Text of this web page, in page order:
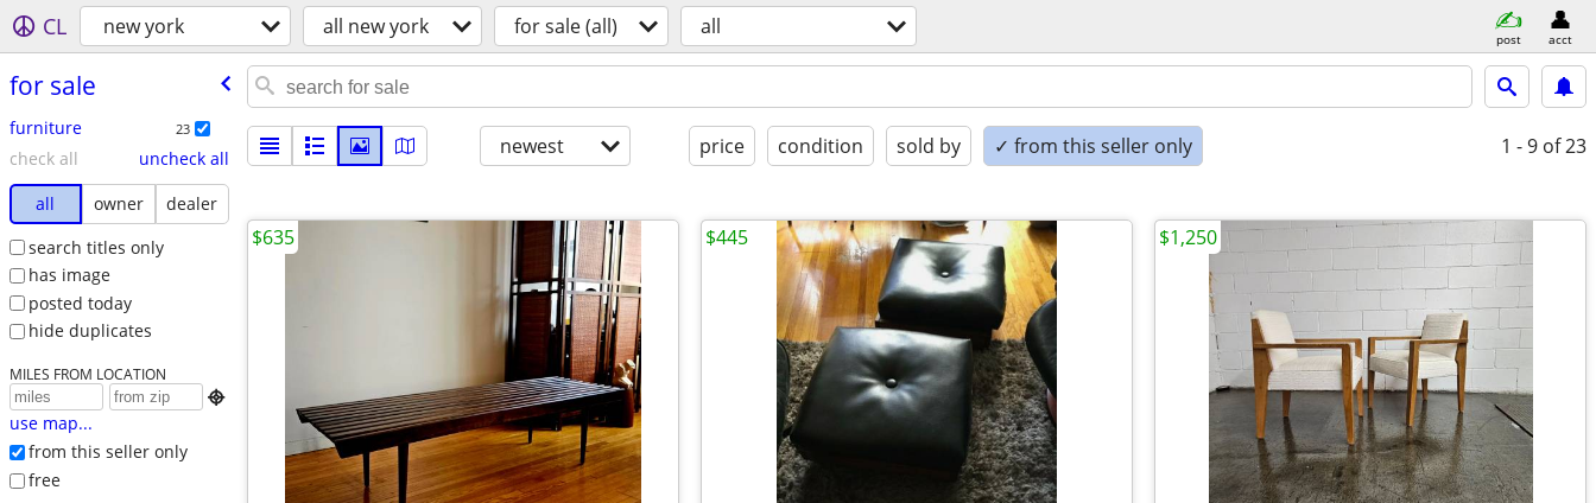
CL new york all new york for sale (all) all post acct
for sale
furniture 23
check all
uncheck all
all
owner
dealer
search titles only
has image
posted today
hide duplicates
MILES FROM LOCATION

use map...
from this seller only
free
newest price condition sold by ✓ from this seller only 1 - 9 of 23
$635 $445 $1,250